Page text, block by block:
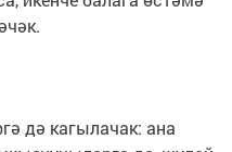
дә кагылачак: ана